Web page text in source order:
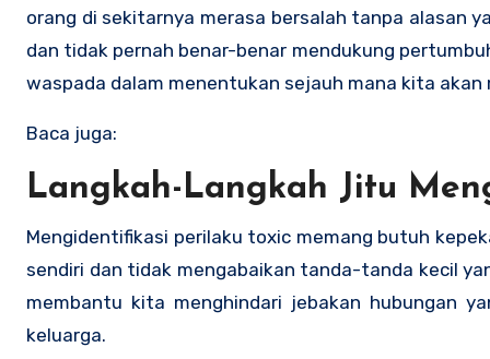
orang di sekitarnya merasa bersalah tanpa alasan
dan tidak pernah benar-benar mendukung
waspada dalam menentukan sejauh mana kita
Baca juga:
Langkah-Langkah Jitu
Mengidentifikasi perilaku toxic memang butuh
sendiri dan tidak mengabaikan tanda-tanda kecil
membantu kita menghindari jebakan hubungan
keluarga.